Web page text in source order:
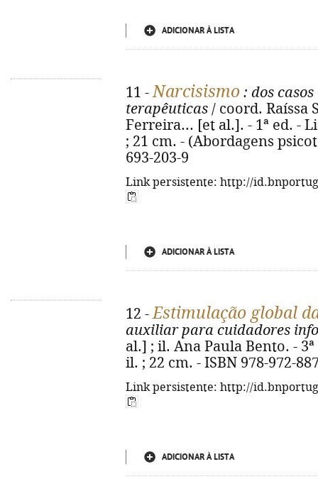
ADICIONAR À LISTA
11 -Narcisismo : dos
terapêuticas / coord. Raíssa
Ferreira... [et al.]. - 1ª ed. -
; 21 cm. - (Abordagens
693-203-9
Link persistente: http://
ADICIONAR À LISTA
12 -Estimulação global
auxiliar para cuidadores
al.] ; il. Ana Paula Bento. -
il. ; 22 cm. - ISBN 978-972-
Link persistente: http://
ADICIONAR À LISTA